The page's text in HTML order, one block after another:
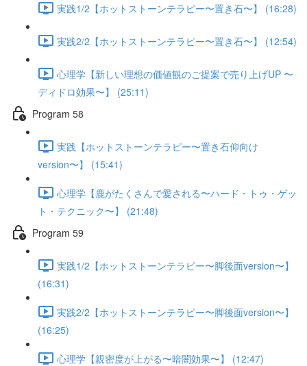
実践1/2【ホットストーンテラピー〜置き石〜】 (16:28)
実践2/2【ホットストーンテラピー〜置き石〜】 (12:54)
心理学【新しい理想の価値観のご提案で売り上げUP 〜
ディドロ効果〜】 (25:11)
Program 58
実践【ホットストーンテラピー〜置き石仰向け
version〜】 (15:41)
心理学【鹿がたくさんで愛される〜ハード・トゥ・ゲッ
ト・テクニック〜】 (21:48)
Program 59
実践1/2【ホットストーンテラピー〜脚後面version〜】
(16:31)
実践2/2【ホットストーンテラピー〜脚後面version〜】
(16:25)
心理学【親密度が上がる〜暗闇効果〜】 (12:47)